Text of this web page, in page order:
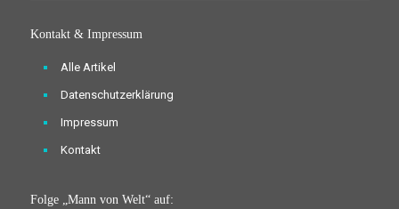
Kontakt & Impressum
Alle Artikel
Datenschutzerklärung
Impressum
Kontakt
Folge „Mann von Welt“ auf: